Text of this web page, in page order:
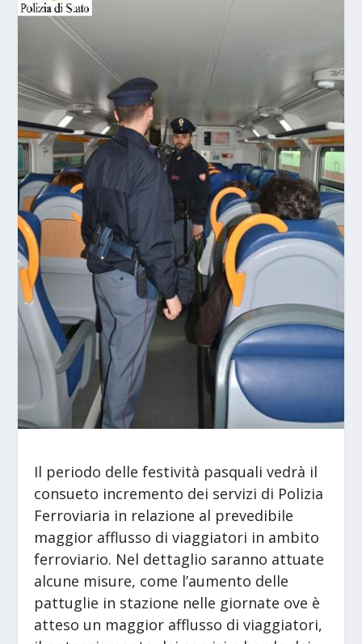
Il periodo delle festività pasquali vedrà il
consueto incremento dei servizi di Polizia
Ferroviaria in relazione al prevedibile
maggior afflusso di viaggiatori in ambito
ferroviario. Nel dettaglio saranno attuate
alcune misure, come l’aumento delle
pattuglie in stazione nelle giornate ove è
atteso un maggior afflusso di viaggiatori,